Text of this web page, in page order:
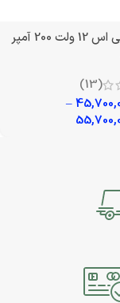
باتری یو پی اس 12 ولت 200 آمپر
(13)
–